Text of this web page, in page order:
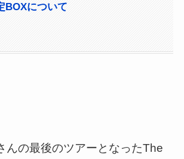
BOXについて
んの最後のツアーとなったThe